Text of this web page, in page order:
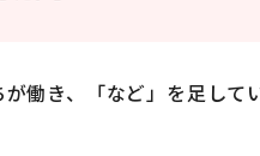
働き、「など」を足してい